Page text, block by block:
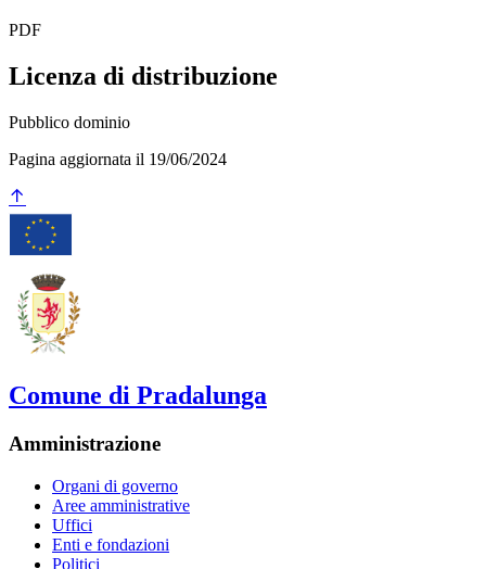
PDF
Licenza di distribuzione
Pubblico dominio
Pagina aggiornata il 19/06/2024
Comune di Pradalunga
Amministrazione
Organi di governo
Aree amministrative
Uffici
Enti e fondazioni
Politici